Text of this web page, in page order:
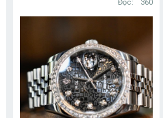
Đọc 360